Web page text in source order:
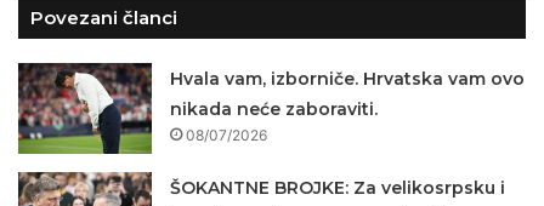
Povezani članci
Hvala vam, izborniče. Hrvatska vam ovo
nikada neće zaboraviti.
08/07/2026
ŠOKANTNE BROJKE: Za velikosrpsku i